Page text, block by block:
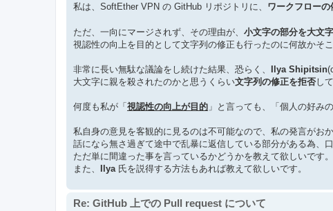
私は、SoftEther VPN の GitHub リポジトリに、 ワークフローの
ただ、一向にマージされず、その理由が、 小文字の部分を大文
視認性の向上を目的として文字列の修正も行ったのに何故かそ
非常に長い無駄な議論をし続けた結果、恐らく、 Ilya Shipitsin
大文字に親を殺されたのかと思うくらい文字列の修正を拒否し
何度も私が「 視認性の向上が目的 」と言っても、「個人の好み
私自身の意見を客観的に見るのは不可能なので、私の発言がお
話になら無さ過ぎて途中で乱暴に返信している部分がある為、
ただ単に間違った事を言っているかどうかを教えて欲しいです。
また、
Ilya氏を説得する方法もあれば教えて欲しいです。
Re: GitHub 上での Pull request について